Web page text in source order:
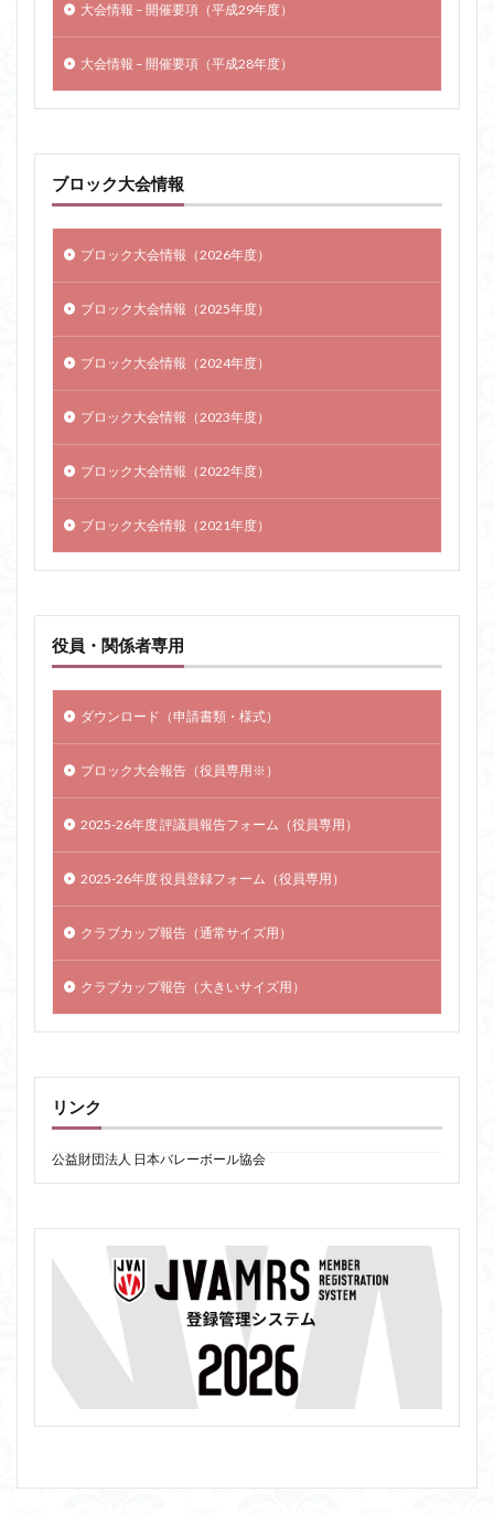
大会情報 – 開催要項（平成29年度）
大会情報 – 開催要項（平成28年度）
ブロック大会情報
ブロック大会情報（2026年度）
ブロック大会情報（2025年度）
ブロック大会情報（2024年度）
ブロック大会情報（2023年度）
ブロック大会情報（2022年度）
ブロック大会情報（2021年度）
役員・関係者専用
ダウンロード（申請書類・様式）
ブロック大会報告（役員専用※）
2025-26年度 評議員報告フォーム（役員専用）
2025-26年度 役員登録フォーム（役員専用）
クラブカップ報告（通常サイズ用）
クラブカップ報告（大きいサイズ用）
リンク
公益財団法人 日本バレーボール協会